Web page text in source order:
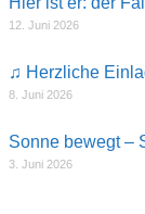
12. Juni 2026
♫ Herzliche
8. Juni 2026
Sonne bewegt –
3. Juni 2026